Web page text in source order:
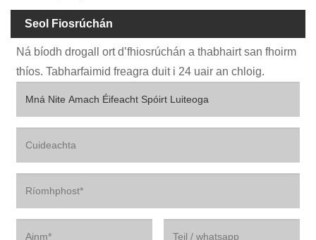
Seol Fiosrúchán
Ná bíodh drogall ort d’fhiosrúchán a thabhairt san fhoirm
thíos. Tabharfaimid freagra duit i 24 uair an chloig.